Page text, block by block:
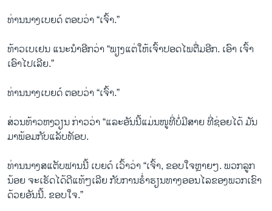
ທ່ານນາງເບຍດ໌ ຕອບວ່າ “ເຈົ້າ.”
ທ້າວເບເຢນ ແນະນຳອີກວ່າ “ພຽງແຕ່ໃຫ້ເຈົ້າປອດໄພຕື່ມອີກ. ເອົາ ເຈົ້າ
ເອົາໄປເລີຍ.”
ທ່ານນາງເບຍດ໌ ຕອບວ່າ “ເຈົ້າ.”
ສ່ວນທ້າວຫງວຽນ ກ່າວວ່າ “ແລະອັນນີ້ແມ່ນໜູທີ່ບໍ່ມີສາຍ ທີ່ຊ່ອຍໄດ້ ມັນ
ມາພ້ອມກັບແລັບທັອບ.
ທ່ານນາງສແຕັບຟານນີ້ ເບຍດ໌ ເວົ້າວ່າ “ເຈົ້າ, ຂອບໃຈຫຼາຍໆ. ພວກລູກ
ນ້ອຍ ຈະເຮັດໄດ້ດີແທ້ໆເລີຍ ກັບການຮ່ຳຮຽນທາງອອນໄລຂອງພວກເຂົາ
ດ້ວຍອັນນີ້. ຂອບໃຈ.”